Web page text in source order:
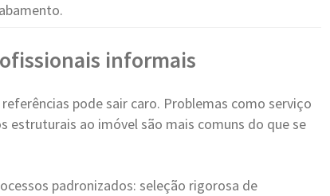
informais
pode sair caro. Problemas como serviço
estruturais ao imóvel são mais comuns do que se
padronizados: seleção rigorosa de